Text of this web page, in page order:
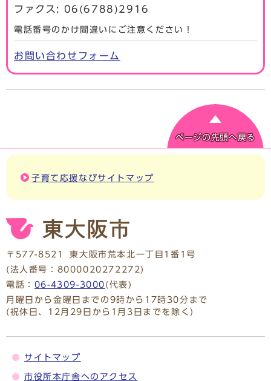
ファクス: 06(6788)2916
電話番号のかけ間違いにご注意ください！
お問い合わせフォーム
ページの先頭へ戻る
子育て応援なびサイトマップ
〒577-8521
東大阪市荒本北一丁目1番1号
(法人番号：8000020272272)
電話： 06-4309-3000 (代表)
月曜日から金曜日までの9時から17時30分まで
(祝休日、12月29日から1月3日までを除く)
サイトマップ
市役所本庁舎へのアクセス